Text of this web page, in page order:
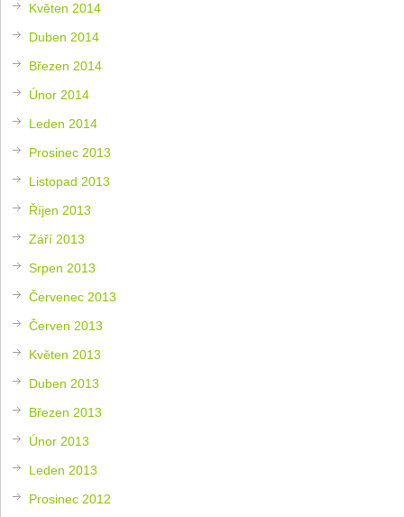
Květen 2014
Duben 2014
Březen 2014
Únor 2014
Leden 2014
Prosinec 2013
Listopad 2013
Říjen 2013
Září 2013
Srpen 2013
Červenec 2013
Červen 2013
Květen 2013
Duben 2013
Březen 2013
Únor 2013
Leden 2013
Prosinec 2012